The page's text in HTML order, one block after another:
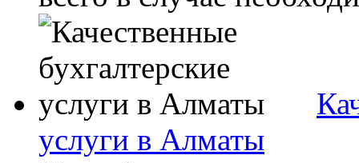
услуги в Алматы